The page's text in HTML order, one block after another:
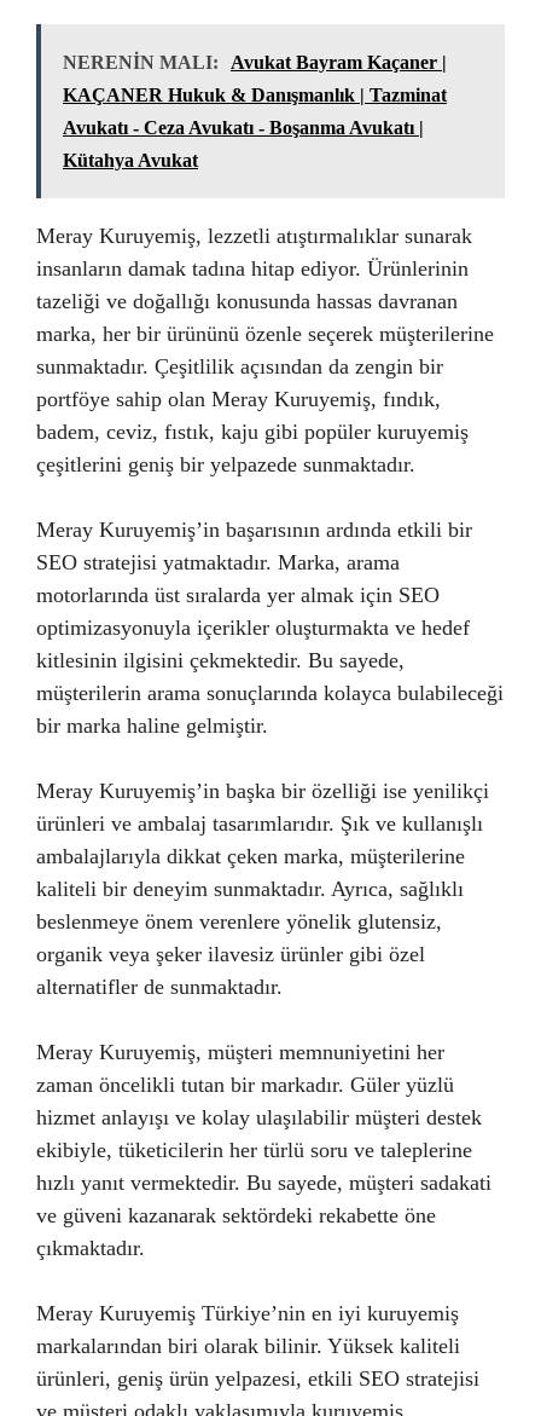
NERENİN MALI:
Avukat Bayram Kaçaner |
KAÇANER Hukuk & Danışmanlık | Tazminat
Avukatı - Ceza Avukatı - Boşanma Avukatı |
Kütahya Avukat
Meray Kuruyemiş, lezzetli atıştırmalıklar sunarak
insanların damak tadına hitap ediyor. Ürünlerinin
tazeliği ve doğallığı konusunda hassas davranan
marka, her bir ürününü özenle seçerek müşterilerine
sunmaktadır. Çeşitlilik açısından da zengin bir
portföye sahip olan Meray Kuruyemiş, fındık,
badem, ceviz, fıstık, kaju gibi popüler kuruyemiş
çeşitlerini geniş bir yelpazede sunmaktadır.
Meray Kuruyemiş’in başarısının ardında etkili bir
SEO stratejisi yatmaktadır. Marka, arama
motorlarında üst sıralarda yer almak için SEO
optimizasyonuyla içerikler oluşturmakta ve hedef
kitlesinin ilgisini çekmektedir. Bu sayede,
müşterilerin arama sonuçlarında kolayca bulabileceği
bir marka haline gelmiştir.
Meray Kuruyemiş’in başka bir özelliği ise yenilikçi
ürünleri ve ambalaj tasarımlarıdır. Şık ve kullanışlı
ambalajlarıyla dikkat çeken marka, müşterilerine
kaliteli bir deneyim sunmaktadır. Ayrıca, sağlıklı
beslenmeye önem verenlere yönelik glutensiz,
organik veya şeker ilavesiz ürünler gibi özel
alternatifler de sunmaktadır.
Meray Kuruyemiş, müşteri memnuniyetini her
zaman öncelikli tutan bir markadır. Güler yüzlü
hizmet anlayışı ve kolay ulaşılabilir müşteri destek
ekibiyle, tüketicilerin her türlü soru ve taleplerine
hızlı yanıt vermektedir. Bu sayede, müşteri sadakati
ve güveni kazanarak sektördeki rekabette öne
çıkmaktadır.
Meray Kuruyemiş Türkiye’nin en iyi kuruyemiş
markalarından biri olarak bilinir. Yüksek kaliteli
ürünleri, geniş ürün yelpazesi, etkili SEO stratejisi
ve müşteri odaklı yaklaşımıyla kuruyemiş